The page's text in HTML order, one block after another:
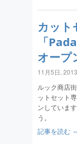
カット
「
オープ
11月5日,
ルック商店
ットセット
ンしていま
う。
記事を読む